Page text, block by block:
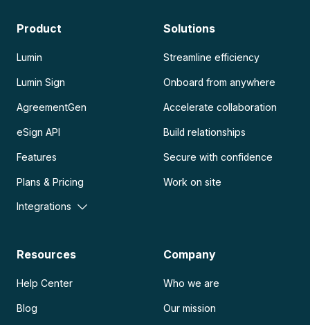
Product
Lumin
Lumin Sign
AgreementGen
eSign API
Features
Plans & Pricing
Integrations
Solutions
Streamline efficiency
Onboard from anywhere
Accelerate collaboration
Build relationships
Secure with confidence
Work on site
Resources
Help Center
Blog
Company
Who we are
Our mission